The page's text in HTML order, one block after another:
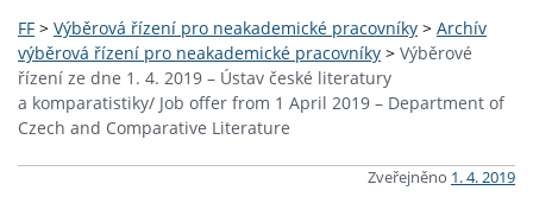
FF > Výběrová řízení pro neakademické pracovníky > Archív
výběrová řízení pro neakademické pracovníky > Výběrové
řízení ze dne 1. 4. 2019 – Ústav české literatury
a komparatistiky/ Job offer from 1 April 2019 – Department of
Czech and Comparative Literature
Zveřejněno 1. 4. 2019